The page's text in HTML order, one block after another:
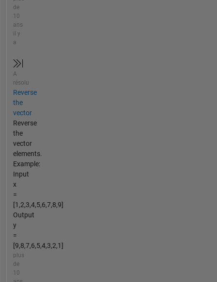
de
10
ans
il y
a
A
résolu
Reverse
the
vector
Reverse
the
vector
elements.
Example:
Input
x
=
[1,2,3,4,5,6,7,8,9]
Output
y
=
[9,8,7,6,5,4,3,2,1]
plus
de
10